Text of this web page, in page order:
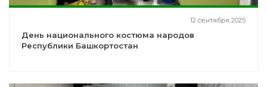
12 сентября 2025
День национального костюма народов
Республики Башкортостан